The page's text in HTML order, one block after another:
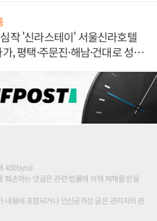
작 '신라스테이' 서울신라호텔
, 평택·주문진·해남·건대로 성
400byte)
훼손하는 댓글은 관련 법률에 의해 제재를 받을
내용에 포함되거나 인신공격성 글은 관리자의 판